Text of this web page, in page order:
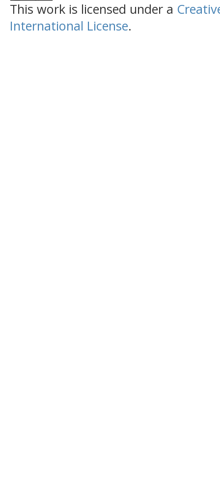
This work is licensed under a
International License.